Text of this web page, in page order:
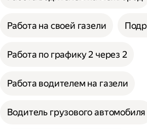
Работа на своей газели
Работа по графику 2 через 2
Работа водителем на газели
Водитель грузового автомобиля